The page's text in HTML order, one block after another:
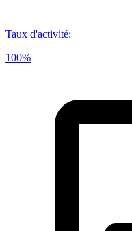
Taux d'activité:
100%